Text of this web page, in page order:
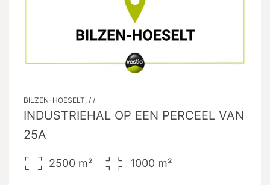
BILZEN-HOESELT, / /
INDUSTRIEHAL OP EEN PERCEEL VAN
25A
2500 m² 1000 m²